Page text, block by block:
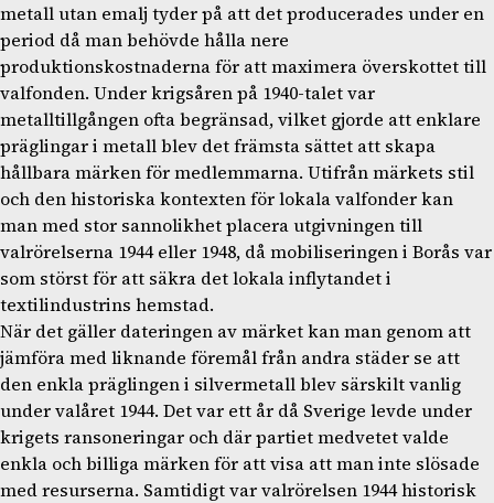
metall utan emalj tyder på att det producerades under en
period då man behövde hålla nere
produktionskostnaderna för att maximera överskottet till
valfonden. Under krigsåren på 1940-talet var
metalltillgången ofta begränsad, vilket gjorde att enklare
präglingar i metall blev det främsta sättet att skapa
hållbara märken för medlemmarna. Utifrån märkets stil
och den historiska kontexten för lokala valfonder kan
man med stor sannolikhet placera utgivningen till
valrörelserna 1944 eller 1948, då mobiliseringen i Borås var
som störst för att säkra det lokala inflytandet i
textilindustrins hemstad.
När det gäller dateringen av märket kan man genom att
jämföra med liknande föremål från andra städer se att
den enkla präglingen i silvermetall blev särskilt vanlig
under valåret 1944. Det var ett år då Sverige levde under
krigets ransoneringar och där partiet medvetet valde
enkla och billiga märken för att visa att man inte slösade
med resurserna. Samtidigt var valrörelsen 1944 historisk